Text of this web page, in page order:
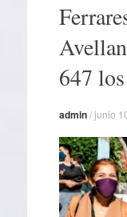
contenido
647
admin/junio